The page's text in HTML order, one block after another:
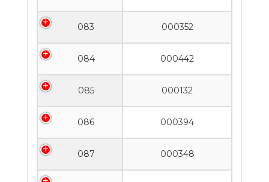
083 000352
084 000442
085 000132
086 000394
087 000348